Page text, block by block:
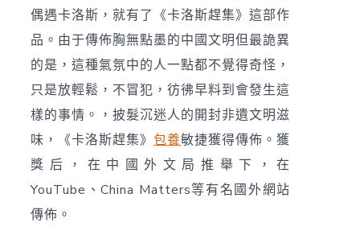
偶遇卡洛斯，就有了《卡洛斯趕集》這部作
品。由于傳佈胸無點墨的中國文明但最詭異
的是，這種氣氛中的人一點都不覺得奇怪，
只是放輕鬆，不冒犯，彷彿早料到會發生這
樣的事情。，披髮沉迷人的開封非遺文明滋
味，《卡洛斯趕集》包養敏捷獲得傳佈。獲
獎后，在中國外文局推舉下，在
YouTube、China Matters等有名國外網站
傳佈。